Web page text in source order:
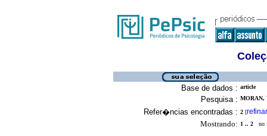
Base de dados : article
Pesquisa : MORAN,
Refer�ncias encontradas : 2 [refinar
Mostrando: 1 .. 2 no